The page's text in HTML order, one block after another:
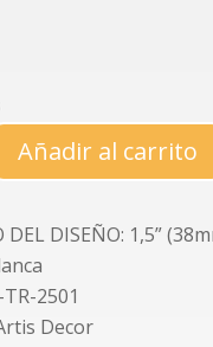
Añadir al carrito
DISEÑO: 1,5”
TR-2501
Decor